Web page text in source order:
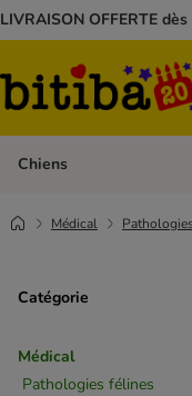
LIVRAISON OFFERTE
Chiens
Médical
Catégorie
Médical
Pathologies félines